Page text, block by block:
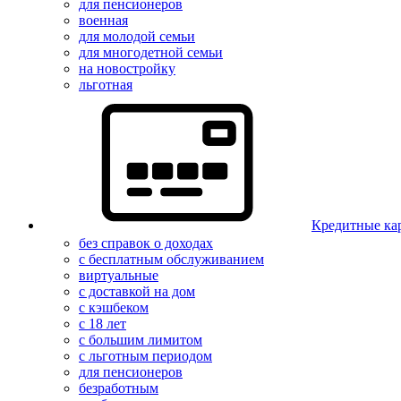
для пенсионеров
военная
для молодой семьи
для многодетной семьи
на новостройку
льготная
Кредитные
без справок о доходах
с бесплатным обслуживанием
виртуальные
с доставкой на дом
с кэшбеком
с 18 лет
с большим лимитом
с льготным периодом
для пенсионеров
безработным